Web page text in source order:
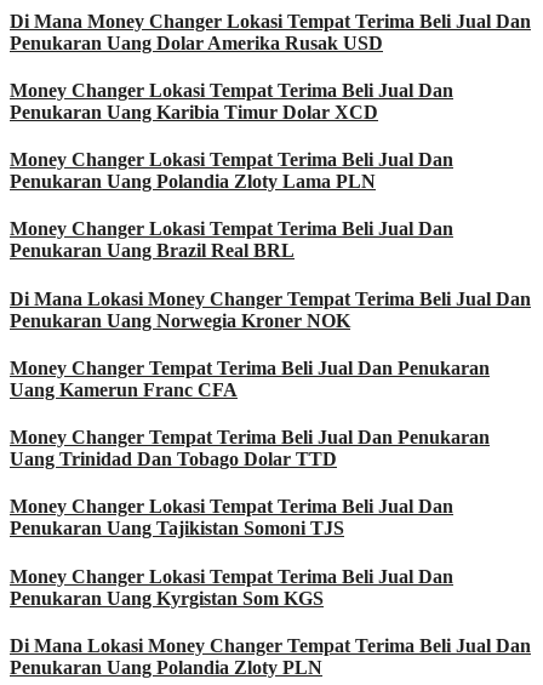
Di Mana Money Changer Lokasi Tempat Terima Beli Jual Dan
Penukaran Uang Dolar Amerika Rusak USD
Money Changer Lokasi Tempat Terima Beli Jual Dan
Penukaran Uang Karibia Timur Dolar XCD
Money Changer Lokasi Tempat Terima Beli Jual Dan
Penukaran Uang Polandia Zloty Lama PLN
Money Changer Lokasi Tempat Terima Beli Jual Dan
Penukaran Uang Brazil Real BRL
Di Mana Lokasi Money Changer Tempat Terima Beli Jual Dan
Penukaran Uang Norwegia Kroner NOK
Money Changer Tempat Terima Beli Jual Dan Penukaran
Uang Kamerun Franc CFA
Money Changer Tempat Terima Beli Jual Dan Penukaran
Uang Trinidad Dan Tobago Dolar TTD
Money Changer Lokasi Tempat Terima Beli Jual Dan
Penukaran Uang Tajikistan Somoni TJS
Money Changer Lokasi Tempat Terima Beli Jual Dan
Penukaran Uang Kyrgistan Som KGS
Di Mana Lokasi Money Changer Tempat Terima Beli Jual Dan
Penukaran Uang Polandia Zloty PLN